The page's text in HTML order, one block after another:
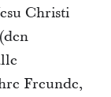
Christi
Freunde,